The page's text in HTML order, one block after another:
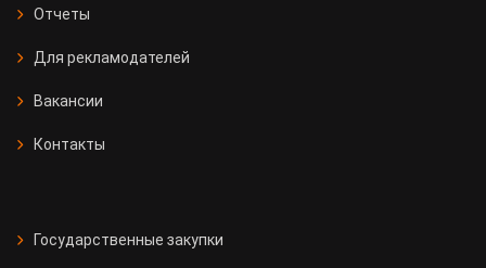
Отчеты
Для рекламодателей
Вакансии
Контакты
Государственные закупки